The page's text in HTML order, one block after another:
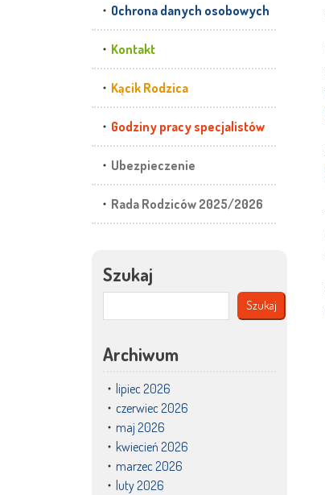
Ochrona danych osobowych
Kontakt
Kącik Rodzica
Godziny pracy specjalistów
Ubezpieczenie
Rada Rodziców 2025/2026
Szukaj
Szukaj
Archiwum
lipiec 2026
czerwiec 2026
maj 2026
kwiecień 2026
marzec 2026
luty 2026